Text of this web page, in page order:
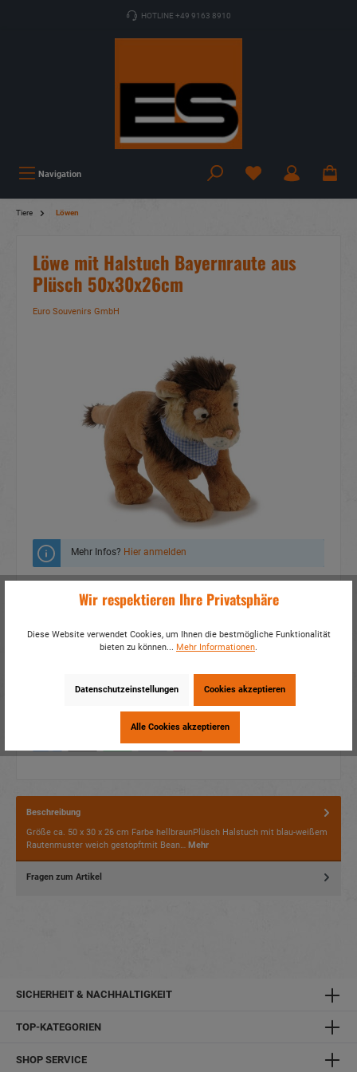
HOTLINE +49 9163 8910
Navigation
Tiere Löwen
Löwe mit Halstuch Bayernraute aus
Plüsch 50x30x26cm
Euro Souvenirs GmbH
Mehr Infos? Hier anmelden
Zum Merkzettel hinzufügen
Fragen zum Produkt
Verpackungseinheit: 2 / 6
Dieses Produkt weiterempfehlen:
Beschreibung
Größe ca. 50 x 30 x 26 cm Farbe hellbraunPlüsch Halstuch mit blau-weißem
Rautenmuster weich gestopftmit Bean… Mehr
Fragen zum Artikel
SICHERHEIT & NACHHALTIGKEIT
TOP-KATEGORIEN
SHOP SERVICE
Wir respektieren Ihre Privatsphäre
Diese Website verwendet Cookies, um Ihnen die bestmögliche Funktionalität
bieten zu können... Mehr Informationen.
Datenschutzeinstellungen Cookies akzeptieren
Alle Cookies akzeptieren